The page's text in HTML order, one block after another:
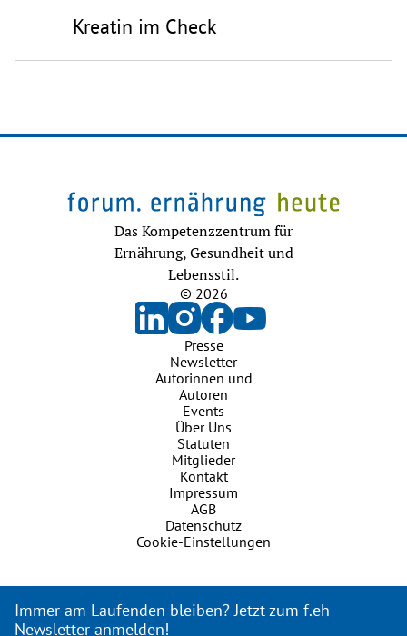
Kreatin im Check
Das Kompetenzzentrum für
Ernährung, Gesundheit und
Lebensstil.
© 2026
Presse
Newsletter
Autorinnen und
Autoren
Events
Über Uns
Statuten
Mitglieder
Kontakt
Impressum
AGB
Datenschutz
Cookie-Einstellungen
Immer am Laufenden bleiben? Jetzt zum f.eh-
Newsletter anmelden!